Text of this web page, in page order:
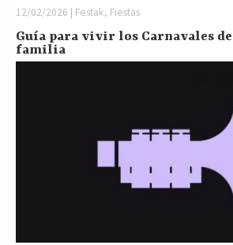
12/02/2026 | Festak, Fiestas
Guía para vivir los Carnavales de
familia